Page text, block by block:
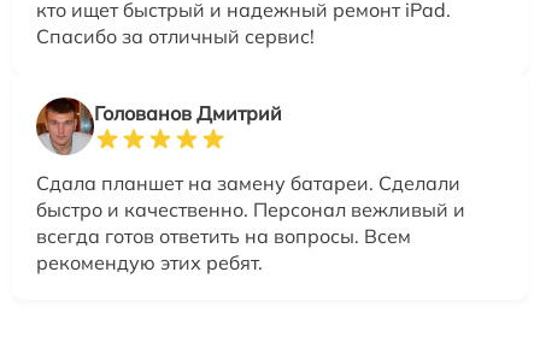
кто ищет быстрый и надежный ремонт iPad.
Спасибо за отличный сервис!
Голованов Дмитрий
Сдала планшет на замену батареи. Сделали
быстро и качественно. Персонал вежливый и
всегда готов ответить на вопросы. Всем
рекомендую этих ребят.